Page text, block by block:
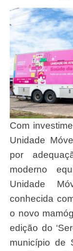
Com investimento superior a R$ 1,5 milhão, a
Unidade
por
moderno
Unidade
conhecida
o novo
edição do
município de